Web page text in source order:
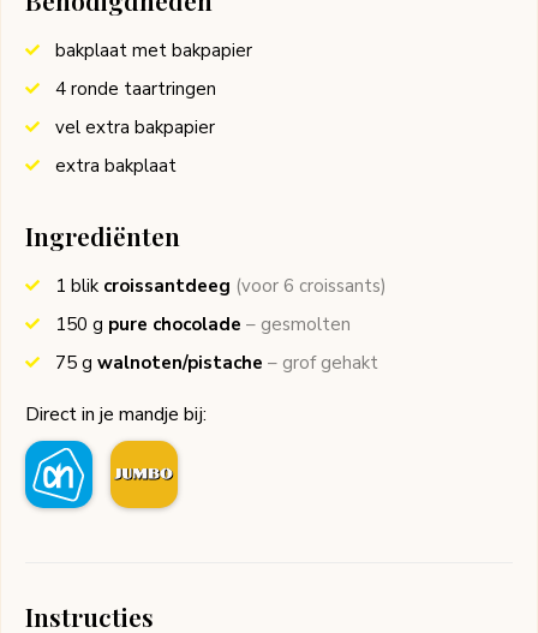
bakplaat met bakpapier
4 ronde taartringen
vel extra bakpapier
extra bakplaat
Ingrediënten
1 blik croissantdeeg (voor 6 croissants)
150 g pure chocolade – gesmolten
75 g walnoten/pistache – grof gehakt
Direct in je mandje bij:
Instructies